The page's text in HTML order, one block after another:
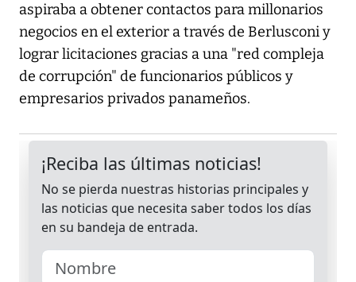
aspiraba a obtener contactos para millonarios
negocios en el exterior a través de Berlusconi y
lograr licitaciones gracias a una "red compleja
de corrupción" de funcionarios públicos y
empresarios privados panameños.